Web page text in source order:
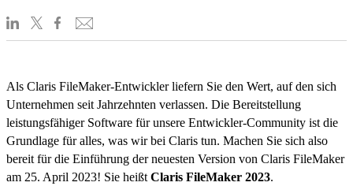
Als Claris FileMaker-Entwickler liefern Sie den Wert, auf den sich
Unternehmen seit Jahrzehnten verlassen. Die Bereitstellung
leistungsfähiger Software für unsere Entwickler-Community ist die
Grundlage für alles, was wir bei Claris tun. Machen Sie sich also
bereit für die Einführung der neuesten Version von Claris FileMaker
am 25. April 2023! Sie heißtClaris FileMaker 2023.